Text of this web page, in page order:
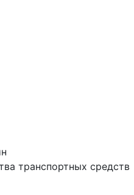
транспортных средств